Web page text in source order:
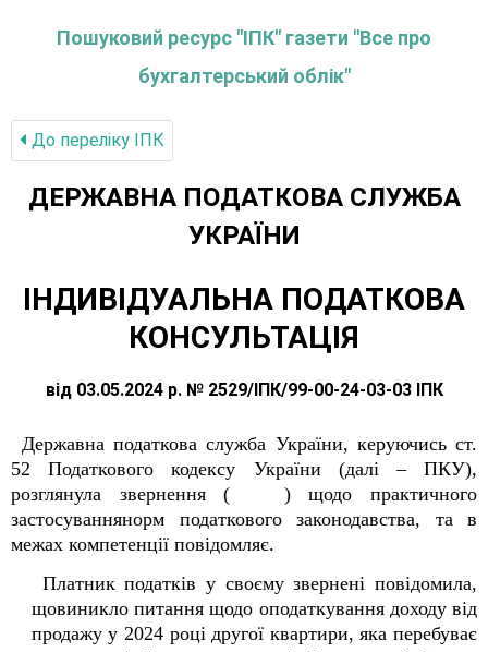
Пошуковий ресурс "ІПК" газети "Все про
бухгалтерський облік"
До переліку IПК
ДЕРЖАВНА ПОДАТКОВА СЛУЖБА
УКРАЇНИ
ІНДИВІДУАЛЬНА ПОДАТКОВА
КОНСУЛЬТАЦІЯ
від 03.05.2024 р. № 2529/ІПК/99-00-24-03-03 ІПК
Державна податкова служба України, керуючись ст.
52 Податкового кодексу України (далі – ПКУ),
розглянула звернення ( ) щодо практичного
застосуваннянорм податкового законодавства, та в
межах компетенції повідомляє.
Платник податків у своєму звернені повідомила,
щовиникло питання щодо оподаткування доходу від
продажу у 2024 році другої квартири, яка перебуває